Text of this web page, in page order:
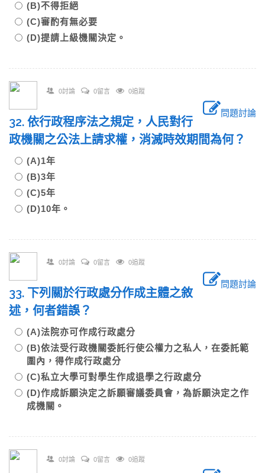
(B)不得拒絕
(C)審酌有無必要
(D)提請上級機關決定。
0討論 0留言 0追蹤
問題討論
32. 依行政程序法之規定，人民對行
政機關之公法上請求權，消滅時效期間為何？
(A)1年
(B)3年
(C)5年
(D)10年。
0討論 0留言 0追蹤
問題討論
33. 下列關於行政處分作成主體之敘
述，何者錯誤？
(A)法院亦可作成行政處分
(B)依法受行政機關委託行使公權力之私人，在委託範
圍內，得作成行政處分
(C)私立大學可對學生作成退學之行政處分
(D)作成訴願決定之訴願審議委員會，為訴願決定之作
成機關。
0討論 0留言 0追蹤